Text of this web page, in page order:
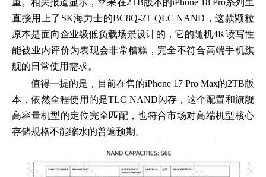
重。相关报道显示，苹果在2TB版本的iPhone 18 Pro系列里
直接用上了SK海力士的BC8Q-2T QLC NAND，这款颗粒
原本是面向企业级低负载场景设计的，它的随机4K读写性
能被业内评价为表现会非常糟糕，完全不符合高端手机旗
舰的日常使用需求。
值得一提的是，目前在售的iPhone 17 Pro Max的2TB版
本，依然全程使用的是TLC NAND闪存，这个配置和旗舰
高容量机型的定位完全匹配，也符合市场对高端机型核心
存储规格不能缩水的普遍预期。